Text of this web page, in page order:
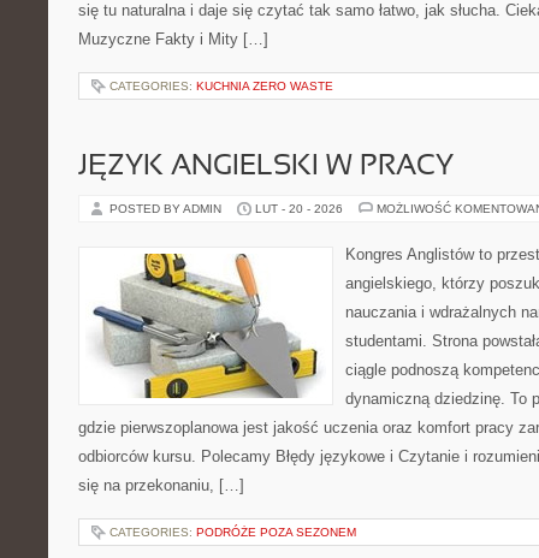
się tu naturalna i daje się czytać tak samo łatwo, jak słucha.
Muzyczne Fakty i Mity […]
CATEGORIES: KUCHNIA ZERO WASTE
JĘZYK ANGIELSKI W PRACY
POSTED BY ADMIN LUT - 20 - 2026 MOŻLIWOŚĆ
Kongres Anglistów to
angielskiego, którzy
nauczania i wdrażalnych
studentami. Strona
ciągle podnoszą
dynamiczną dziedzinę. To
gdzie pierwszoplanowa jest jakość uczenia oraz komfort pracy
odbiorców kursu. Polecamy Błędy językowe i Czytanie i
się na przekonaniu, […]
CATEGORIES: PODRÓŻE POZA SEZONEM